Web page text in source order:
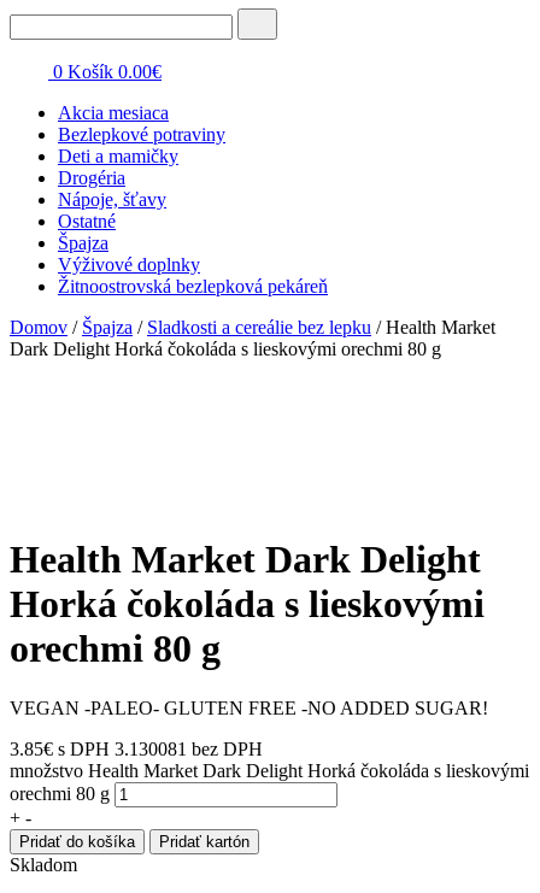
0 Košík 0.00€
Akcia mesiaca
Bezlepkové potraviny
Deti a mamičky
Drogéria
Nápoje, šťavy
Ostatné
Špajza
Výživové doplnky
Žitnoostrovská bezlepková pekáreň
Domov / Špajza / Sladkosti a cereálie bez lepku / Health Market
Dark Delight Horká čokoláda s lieskovými orechmi 80 g
Health Market Dark Delight
Horká čokoláda s lieskovými
orechmi 80 g
VEGAN -PALEO- GLUTEN FREE -NO ADDED SUGAR!
3.85€ s DPH 3.130081 bez DPH
množstvo Health Market Dark Delight Horká čokoláda s lieskovými
orechmi 80 g
+ -
Pridať do košíka Pridať kartón
Skladom